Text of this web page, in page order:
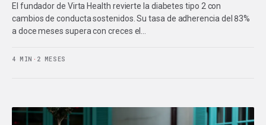
El fundador de Virta Health revierte la diabetes tipo 2 con
cambios de conducta sostenidos. Su tasa de adherencia del 83%
a doce meses supera con creces el…
4 MIN · 2 MESES